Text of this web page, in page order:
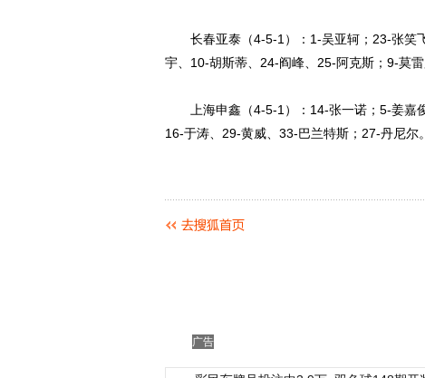
长春亚泰（4-5-1）：1-吴亚轲；23-张笑
宇、10-胡斯蒂、24-阎峰、25-阿克斯；9-莫
上海申鑫（4-5-1）：14-张一诺；5-姜嘉俊
16-于涛、29-黄威、33-巴兰特斯；27-丹尼尔。
广告